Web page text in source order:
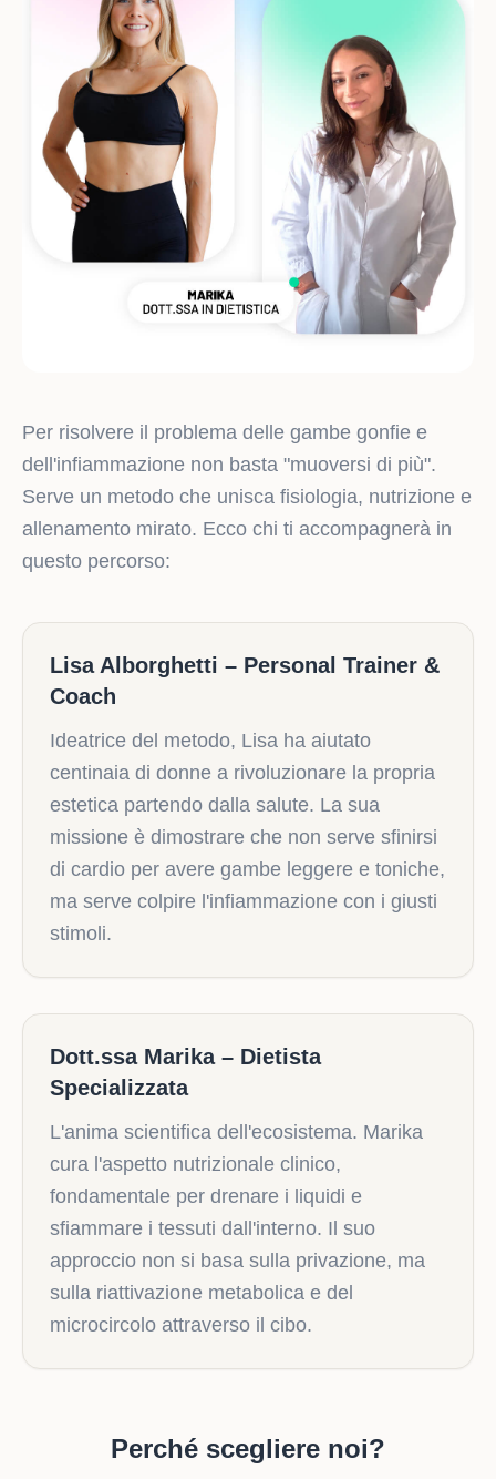
Per risolvere il problema delle gambe gonfie e
dell'infiammazione non basta "muoversi di più".
Serve un metodo che unisca fisiologia, nutrizione e
allenamento mirato. Ecco chi ti accompagnerà in
questo percorso:
Lisa Alborghetti – Personal Trainer &
Coach
Ideatrice del metodo, Lisa ha aiutato
centinaia di donne a rivoluzionare la propria
estetica partendo dalla salute. La sua
missione è dimostrare che non serve sfinirsi
di cardio per avere gambe leggere e toniche,
ma serve colpire l'infiammazione con i giusti
stimoli.
Dott.ssa Marika – Dietista
Specializzata
L'anima scientifica dell'ecosistema. Marika
cura l'aspetto nutrizionale clinico,
fondamentale per drenare i liquidi e
sfiammare i tessuti dall'interno. Il suo
approccio non si basa sulla privazione, ma
sulla riattivazione metabolica e del
microcircolo attraverso il cibo.
Perché scegliere noi?